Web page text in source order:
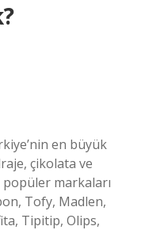
en büyük
çikolata ve
markaları
Tofy, Madlen,
Tipitip, Olips,